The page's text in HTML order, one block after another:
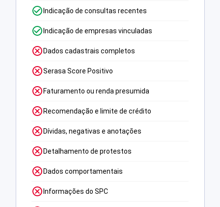
Indicação de consultas recentes
Indicação de empresas vinculadas
Dados cadastrais completos
Serasa Score Positivo
Faturamento ou renda presumida
Recomendação e limite de crédito
Dívidas, negativas e anotações
Detalhamento de protestos
Dados comportamentais
Informações do SPC